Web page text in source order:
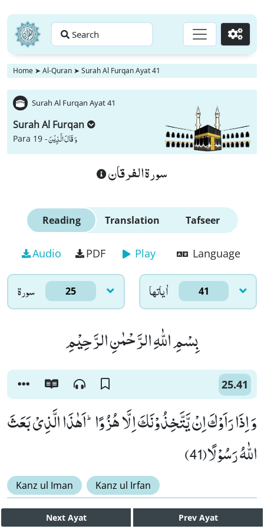
Search Go
Home ➤ Al-Quran ➤ Surah Al Furqan Ayat 41
Surah Al Furqan Ayat 41
Surah Al Furqan
Para 19 -وَ قَالَ الَّذِیْنَ
سورة الفرقان
Reading Translation Tafseer
Audio PDF Play Language
سورۃ 25 اٰياتها 41
بِسْمِ اللّٰهِ الرَّحْمٰنِ الرَّحِیْمِ
25.41
وَ اِذَا رَاَوْكَ اِنْ یَّتَّخِذُوْنَكَ اِلَّا هُزُوًاؕ-اَهٰذَا الَّذِیْ بَعَثَ
اللّٰهُ رَسُوْلًا(41)
Kanz ul Iman Kanz ul Irfan
Next Ayat Prev Ayat